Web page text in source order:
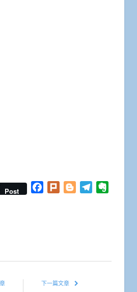
Post Facebook
Plurk BloggerTelegram
下一篇文章